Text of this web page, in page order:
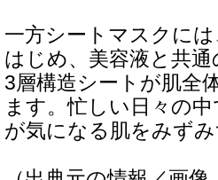
一方シートマスクに
はじめ、美容液と共
3層構造シートが肌全
ます。忙しい日々の
が気になる肌をみず